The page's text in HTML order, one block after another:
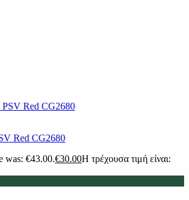
Red CG2680
was: €43.00.€30.00Η τρέχουσα τιμή είναι: